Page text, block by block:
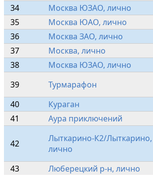
34
Москва ЮЗАО, лично
35
Москва ЮАО, лично
36
Москва ЗАО, лично
37
Москва, лично
38
Москва ЮЗАО, лично
39
Турмарафон
40
Кураган
41
Аура приключений
42
Лыткарино-К2/Лыткарино,
лично
43
Люберецкий р-н, лично